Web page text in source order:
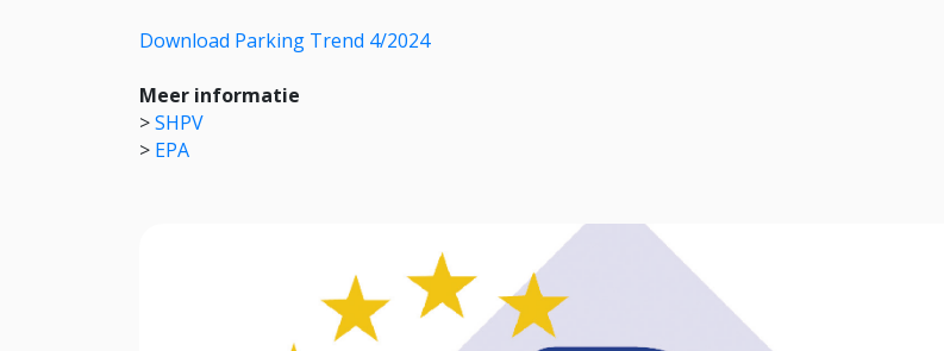
Download Parking Trend 4/2024
Meer informatie
>SHPV
> EPA